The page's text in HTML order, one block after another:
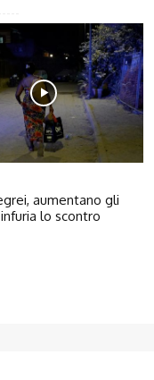
aumentano gli
lo scontro